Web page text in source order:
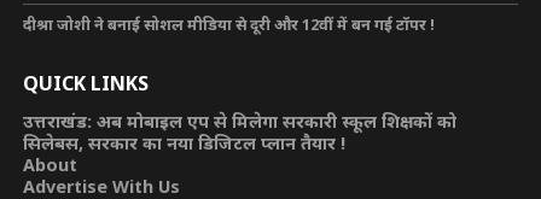
दीश्रा जोशी ने बनाई सोशल मीडिया से दूरी और 12वीं में बन गई टॉपर !
QUICK LINKS
उत्तराखंड: अब मोबाइल एप से मिलेगा सरकारी स्कूल शिक्षकों को
सिलेबस, सरकार का नया डिजिटल प्लान तैयार !
About
Advertise With Us